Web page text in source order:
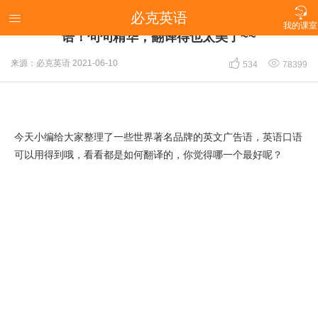

我的课室
 必克英语
【英语冷知识】必须收藏：世界著名的英语广告
语！句句精华，翻译得也太美了~~
来源：必克英语 2021-06-10  534  78399
今天小编给大家整理了一些世界著名品牌的英文广告语，英语口语
可以用得到哦，看看都是如何翻译的，你觉得哪一个最好呢？